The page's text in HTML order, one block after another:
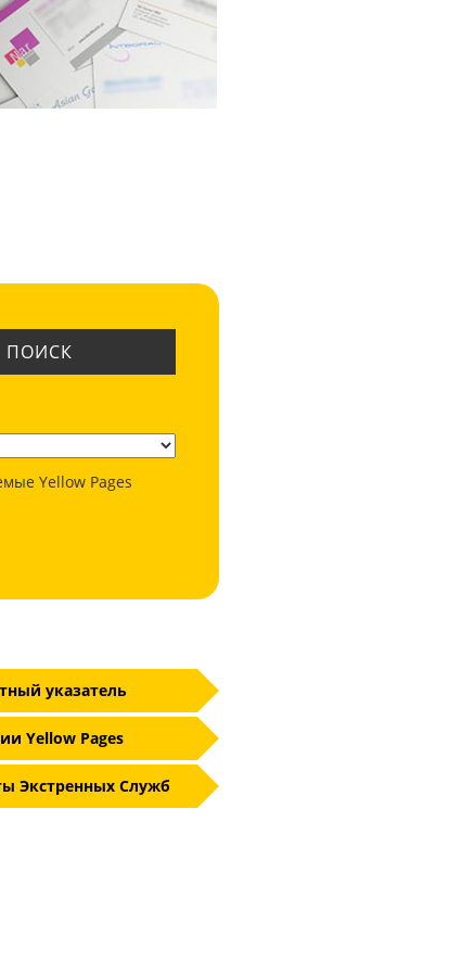
ПОИСК
Yellow Pages
указатель
Yellow Pages
Экстренных Служб